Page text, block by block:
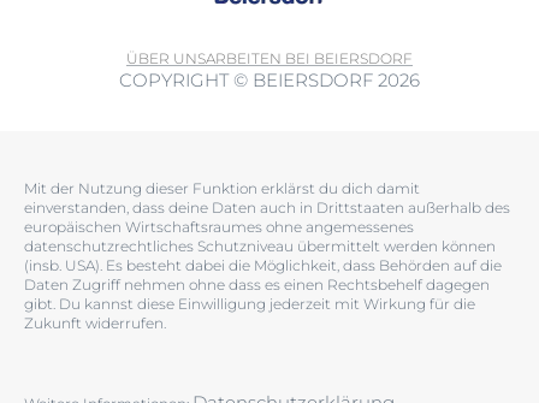
ÜBER UNSARBEITEN BEI BEIERSDORF
COPYRIGHT © BEIERSDORF 2026
Mit der Nutzung dieser Funktion erklärst du dich damit
einverstanden, dass deine Daten auch in Drittstaaten außerhalb des
europäischen Wirtschaftsraumes ohne angemessenes
datenschutzrechtliches Schutzniveau übermittelt werden können
(insb. USA). Es besteht dabei die Möglichkeit, dass Behörden auf die
Daten Zugriff nehmen ohne dass es einen Rechtsbehelf dagegen
gibt. Du kannst diese Einwilligung jederzeit mit Wirkung für die
Zukunft widerrufen.